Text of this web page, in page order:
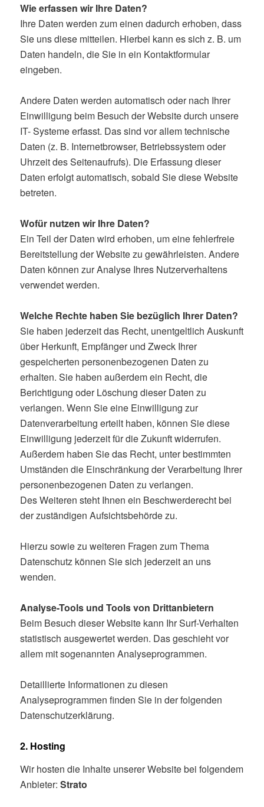
Wie erfassen wir Ihre Daten?
Ihre Daten werden zum einen dadurch erhoben, dass
Sie uns diese mitteilen. Hierbei kann es sich z. B. um
Daten handeln, die Sie in ein Kontaktformular
eingeben.
Andere Daten werden automatisch oder nach Ihrer
Einwilligung beim Besuch der Website durch unsere
IT- Systeme erfasst. Das sind vor allem technische
Daten (z. B. Internetbrowser, Betriebssystem oder
Uhrzeit des Seitenaufrufs). Die Erfassung dieser
Daten erfolgt automatisch, sobald Sie diese Website
betreten.
Wofür nutzen wir Ihre Daten?
Ein Teil der Daten wird erhoben, um eine fehlerfreie
Bereitstellung der Website zu gewährleisten. Andere
Daten können zur Analyse Ihres Nutzerverhaltens
verwendet werden.
Welche Rechte haben Sie bezüglich Ihrer Daten?
Sie haben jederzeit das Recht, unentgeltlich Auskunft
über Herkunft, Empfänger und Zweck Ihrer
gespeicherten personenbezogenen Daten zu
erhalten. Sie haben außerdem ein Recht, die
Berichtigung oder Löschung dieser Daten zu
verlangen. Wenn Sie eine Einwilligung zur
Datenverarbeitung erteilt haben, können Sie diese
Einwilligung jederzeit für die Zukunft widerrufen.
Außerdem haben Sie das Recht, unter bestimmten
Umständen die Einschränkung der Verarbeitung Ihrer
personenbezogenen Daten zu verlangen.
Des Weiteren steht Ihnen ein Beschwerderecht bei
der zuständigen Aufsichtsbehörde zu.
Hierzu sowie zu weiteren Fragen zum Thema
Datenschutz können Sie sich jederzeit an uns
wenden.
Analyse-Tools und Tools von Drittanbietern
Beim Besuch dieser Website kann Ihr Surf-Verhalten
statistisch ausgewertet werden. Das geschieht vor
allem mit sogenannten Analyseprogrammen.
Detaillierte Informationen zu diesen
Analyseprogrammen finden Sie in der folgenden
Datenschutzerklärung.
2. Hosting
Wir hosten die Inhalte unserer Website bei folgendem
Anbieter:Strato